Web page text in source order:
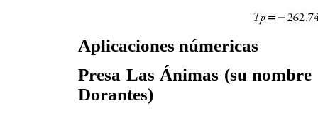
Aplicaciones númericas
Presa Las Ánimas (su
Dorantes)